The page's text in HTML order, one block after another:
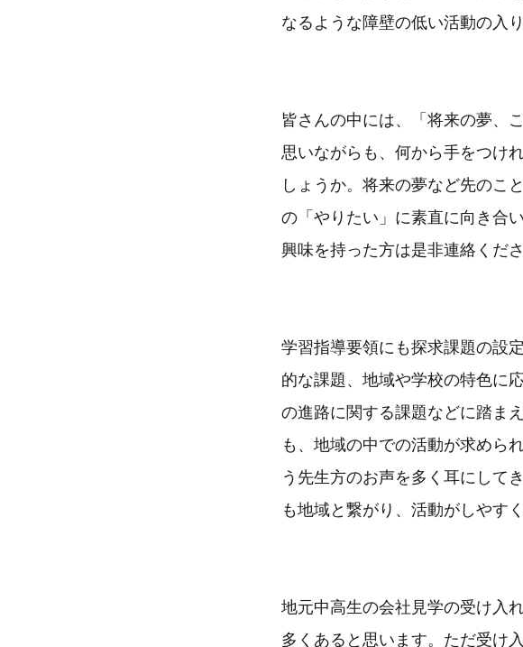
なるような障壁の低い活動の入
皆さんの中には、「将来の夢、
思いながらも、何から手をつけ
しょうか。将来の夢など先のこ
の「やりたい」に素直に向き合
興味を持った方は是非連絡くださ
学習指導要領にも探求課題の設
的な課題、地域や学校の特色に
の進路に関する課題などに踏ま
も、地域の中での活動が求めら
う先生方のお声を多く耳にして
も地域と繋がり、活動がしやす
地元中高生の会社見学の受け入
多くあると思います。ただ受け